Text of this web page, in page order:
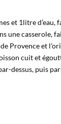
et 1litre d’eau,
une casserole,
Provence et
cuit et
dessus, puis